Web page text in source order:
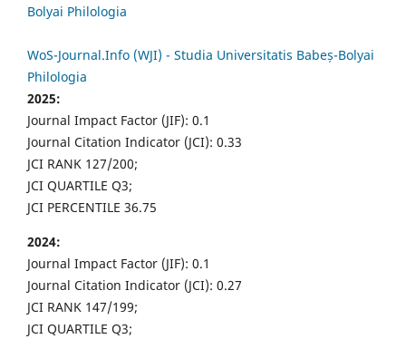
Bolyai Philologia
WoS-Journal.Info (WJI) - Studia Universitatis Babeș-Bolyai
Philologia
2025:
Journal Impact Factor (JIF): 0.1
Journal Citation Indicator (JCI): 0.33
JCI RANK 127/200;
JCI QUARTILE Q3;
JCI PERCENTILE 36.75
2024:
Journal Impact Factor (JIF): 0.1
Journal Citation Indicator (JCI): 0.27
JCI RANK 147/199;
JCI QUARTILE Q3;